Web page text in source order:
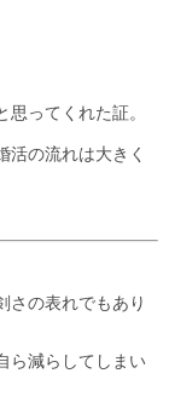
ってくれた証。
活の流れは大きく
さの表れでもあり
ら減らしてしまい